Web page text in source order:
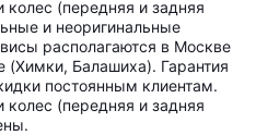
колес (передняя и задняя
и неоригинальные
располагаются в Москве
Балашиха). Гарантия
постоянным клиентам.
колес (передняя и задняя